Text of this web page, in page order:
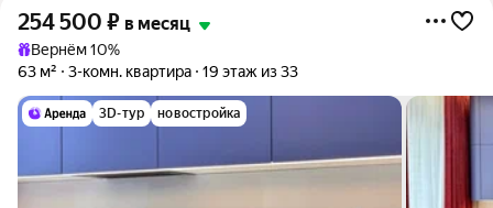
254 500 ₽ в месяц
Вернём 10%
63 м²
3-комн. квартира 19 этаж из 33
3D-тур новостройка